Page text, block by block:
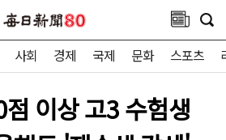
사회 경제 국제 문화 스포츠
이상 고3 수험생